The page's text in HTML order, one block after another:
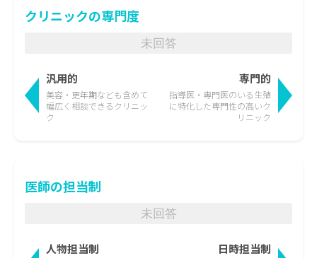
クリニックの専門度
未回答
汎用的
美容・更年期なども含めて
幅広く相談できるクリニッ
ク
指導医・専門医のいる生殖
に特化した専門性の高いク
リニック
専門的
医師の担当制
未回答
人物担当制 日時担当制